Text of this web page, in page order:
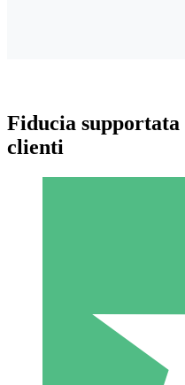
Pacchetti di
Paga a consumo con
Fiducia
clienti